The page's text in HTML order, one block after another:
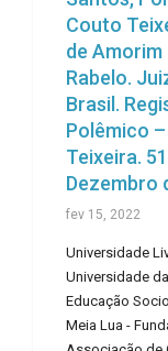
Couto
de Amorim
Rabelo.
Brasil.
Polêmico
Teixeira.
Dezembro
fev 15, 2022
Universidade
Universidade
Educação
Meia Lua -